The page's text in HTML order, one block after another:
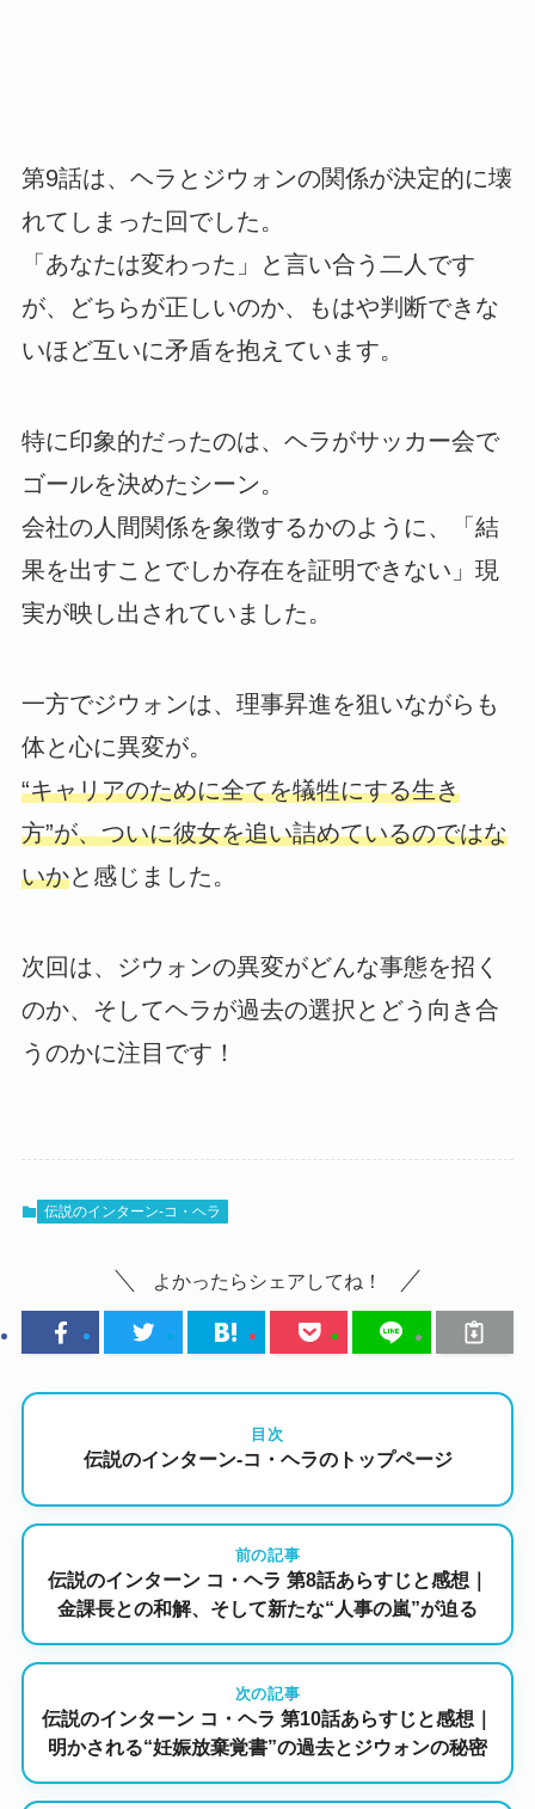
第9話は、ヘラとジウォンの関係が決定的に壊
れてしまった回でした。
「あなたは変わった」と言い合う二人です
が、どちらが正しいのか、もはや判断できな
いほど互いに矛盾を抱えています。
特に印象的だったのは、ヘラがサッカー会で
ゴールを決めたシーン。
会社の人間関係を象徴するかのように、「結
果を出すことでしか存在を証明できない」現
実が映し出されていました。
一方でジウォンは、理事昇進を狙いながらも
体と心に異変が。
“キャリアのために全てを犠牲にする生き
方”が、ついに彼女を追い詰めているのではな
いかと感じました。
次回は、ジウォンの異変がどんな事態を招く
のか、そしてヘラが過去の選択とどう向き合
うのかに注目です！
伝説のインターン-コ・ヘラ
よかったらシェアしてね！
目次
伝説のインターン-コ・ヘラのトップページ
前の記事
伝説のインターン コ・ヘラ 第8話あらすじと感想｜
金課長との和解、そして新たな“人事の嵐”が迫る
次の記事
伝説のインターン コ・ヘラ 第10話あらすじと感想｜
明かされる“妊娠放棄覚書”の過去とジウォンの秘密